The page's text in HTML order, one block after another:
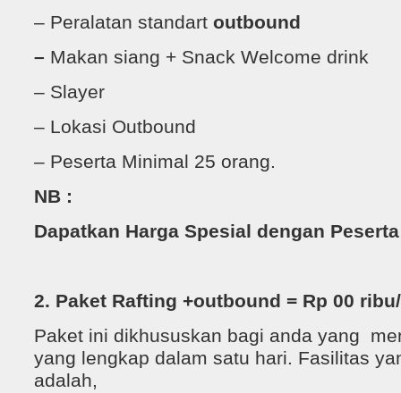
– Peralatan standart outbound
– Makan siang + Snack Welcome drink
– Slayer
– Lokasi Outbound
– Peserta Minimal 25 orang.
NB :
Dapatkan Harga Spesial dengan
2. Paket Rafting +outbound = Rp 00
Paket ini dikhususkan bagi anda yang
yang lengkap dalam satu hari. Fasilitas
adalah,